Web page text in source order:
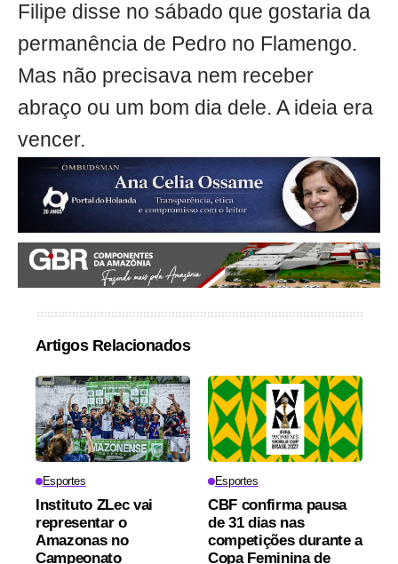
Filipe disse no sábado que gostaria da
permanência de Pedro no Flamengo.
Mas não precisava nem receber
abraço ou um bom dia dele. A ideia era
vencer.
Artigos Relacionados
Esportes
Instituto ZLec vai
representar o
Amazonas no
Campeonato
Esportes
CBF confirma pausa
de 31 dias nas
competições durante a
Copa Feminina de